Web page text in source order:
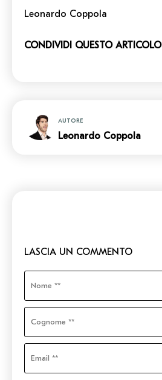
Leonardo Coppola
CONDIVIDI QUESTO ARTICOLO
AUTORE
Leonardo Coppola
LASCIA UN COMMENTO